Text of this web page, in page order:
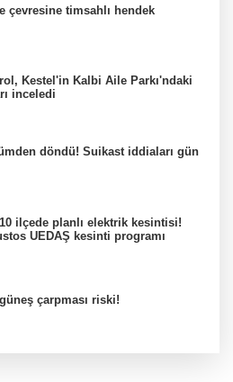
çevresine timsahlı hendek
Kestel'in Kalbi Aile Parkı'ndaki
inceledi
döndü! Suikast iddiaları gün
ilçede planlı elektrik kesintisi!
UEDAŞ kesinti programı
çarpması riski!